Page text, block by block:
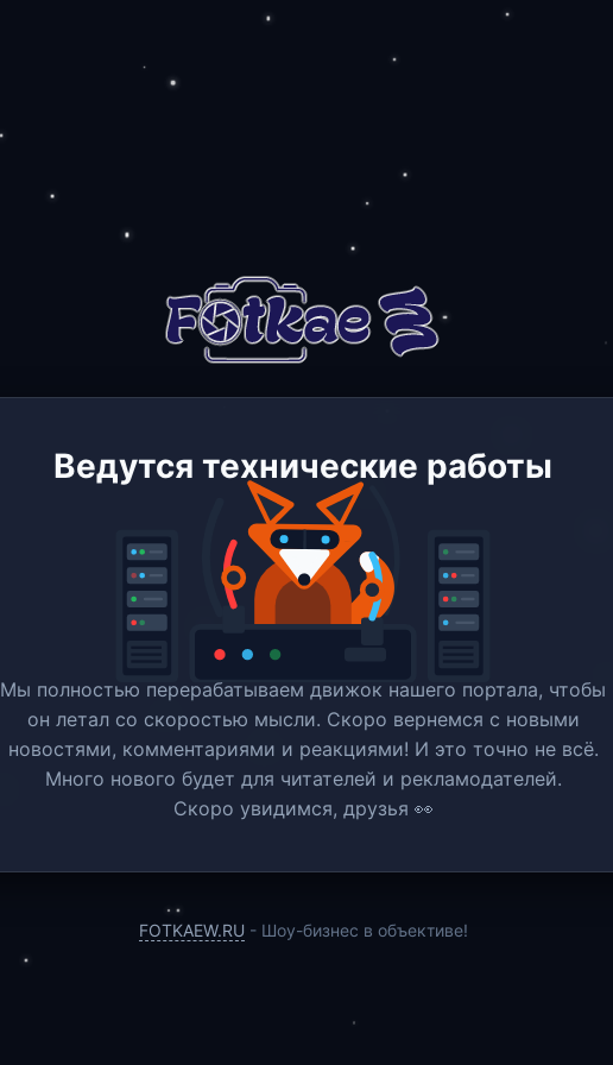
Ведутся технические работы
Мы полностью перерабатываем движок нашего портала, чтобы
он летал со скоростью мысли. Скоро вернемся c новыми
новостями, комментариями и реакциями! И это точно не всё.
Много нового будет для читателей и рекламодателей.
Скоро увидимся, друзья 👀
FOTKAEW.RU - Шоу-бизнес в объективе!